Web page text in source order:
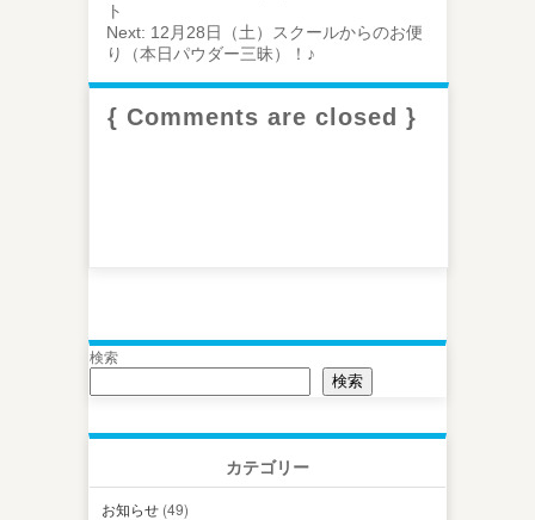
ト
Next: 12月28日（土）スクールからのお便
り（本日パウダー三昧）！♪
{ Comments are closed }
検索
検索
カテゴリー
お知らせ (49)